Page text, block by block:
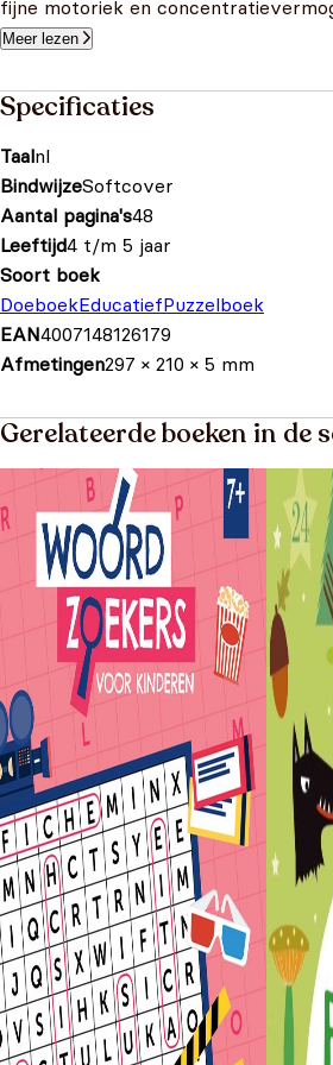
fijne motoriek en
Meer lezen
Specificaties
Taalnl
BindwijzeSoftcover
Aantal pagina's48
Leeftijd4 t/m 5 jaar
Soort boek
DoeboekEducatiefPuzzelboek
EAN4007148126179
Afmetingen297 × 210 × 5 mm
Gerelateerde boeken in de